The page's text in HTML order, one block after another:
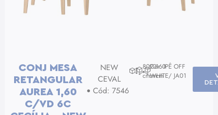
CONJ MESA
RETANGULAR
AUREA 1,60
C/VD 6C
NEW
CEVAL
Cód: 7546
80
cm
90
cm
160
cm
Cor: IPÊ OFF
WHITE/ JA01